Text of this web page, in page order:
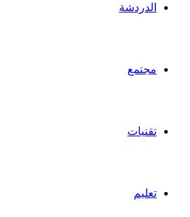
الدردشة
مجتمع
تقنيات
تعليم